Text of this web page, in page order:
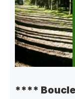
****